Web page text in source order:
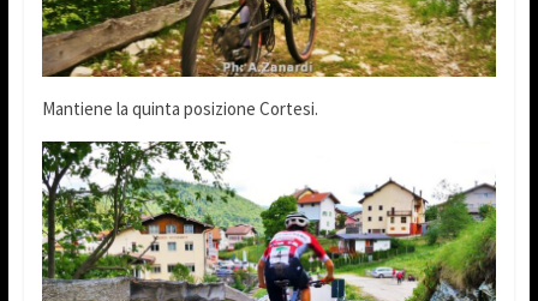
Mantiene la quinta posizione Cortesi.